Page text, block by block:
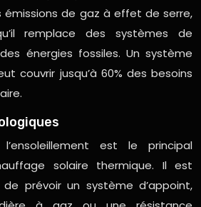
émissions de gaz à effet de serre,
remplace des systèmes de
énergies fossiles. Un système
couvrir jusqu’à 60% des besoins
l’ensoleillement est le principal
solaire thermique. Il est
prévoir un système d’appoint,